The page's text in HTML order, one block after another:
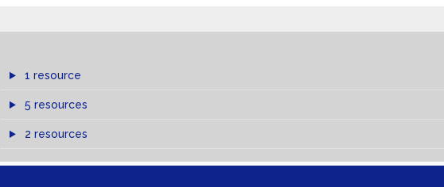
1 resource
5 resources
2 resources